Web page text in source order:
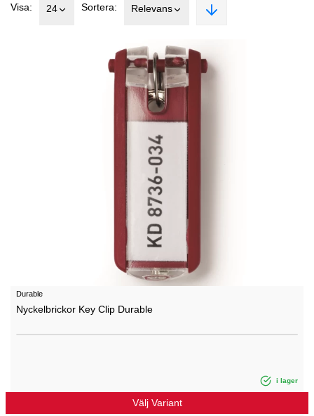
Visa: 24 Sortera: Relevans
Durable
Nyckelbrickor Key Clip Durable
i lager
Välj Variant